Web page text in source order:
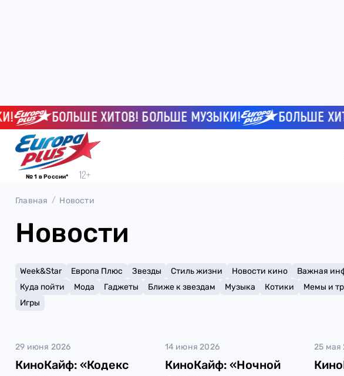
БОЛЬШЕ ХИТОВ! БОЛЬШЕ МУЗЫКИ! БОЛЬШЕ
№ 1 в России*
Главная Новости
Новости
Week&Star Европа Плюс Звезды Стиль жизни Новости кино Важная
Куда пойти
Мода Гаджеты Ближе к звездам Музыка Котики Мемы и
Игры
29 июня 2026
КиноКайф: «Кодекс
14 июня 2026
КиноКайф: «Ночной
25 мая